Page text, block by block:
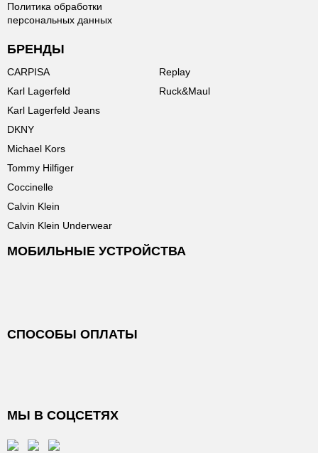
Политика обработки
персональных данных
БРЕНДЫ
CARPISA
Karl Lagerfeld
Karl Lagerfeld Jeans
DKNY
Michael Kors
Tommy Hilfiger
Coccinelle
Calvin Klein
Calvin Klein Underwear
Replay
Ruck&Maul
МОБИЛЬНЫЕ УСТРОЙСТВА
СПОСОБЫ ОПЛАТЫ
МЫ В СОЦСЕТЯХ